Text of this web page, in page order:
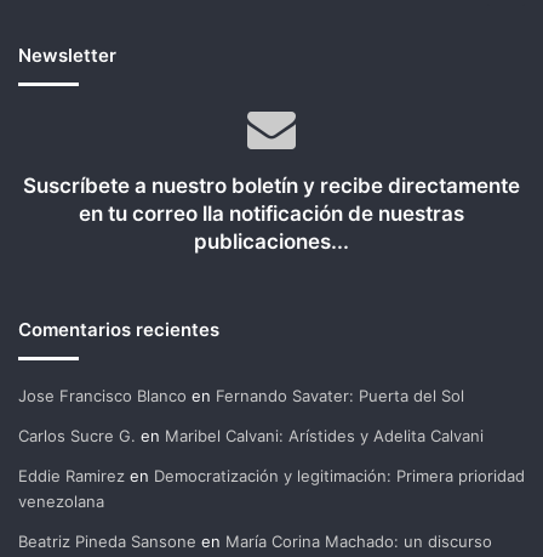
Newsletter
Suscríbete a nuestro boletín y recibe directamente
en tu correo lla notificación de nuestras
publicaciones...
Comentarios recientes
Jose Francisco Blanco en Fernando Savater: Puerta del Sol
Carlos Sucre G. en Maribel Calvani: Arístides y Adelita Calvani
Eddie Ramirez en Democratización y legitimación: Primera prioridad
venezolana
Beatriz Pineda Sansone en María Corina Machado: un discurso